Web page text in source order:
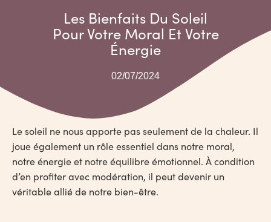
Les Bienfaits Du Soleil
Pour Votre Moral Et Votre
Énergie
02/07/2024
Le soleil ne nous apporte pas seulement de la chaleur. Il
joue également un rôle essentiel dans notre moral,
notre énergie et notre équilibre émotionnel. À condition
d’en profiter avec modération, il peut devenir un
véritable allié de notre bien-être.